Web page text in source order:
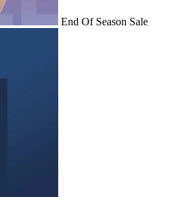
End Of Season Sale